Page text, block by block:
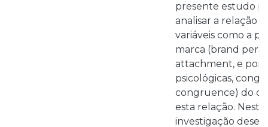
presente estudo
analisar a relação
variáveis como a
marca (brand
attachment, e por
psicológicas,
congruence) do
esta relação. Neste
investigação